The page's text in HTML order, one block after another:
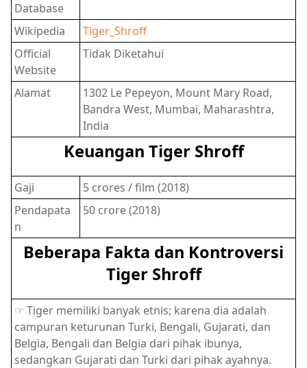
Database
Wikipedia
Tiger_Shroff
Official
Website
Tidak Diketahui
Alamat
1302 Le Pepeyon, Mount Mary Road,
Bandra West, Mumbai, Maharashtra,
India
Keuangan Tiger Shroff
Gaji
5 crores / film (2018)
Pendapata
n
50 crore (2018)
Beberapa Fakta dan Kontroversi
Tiger Shroff
☞ Tiger memiliki banyak etnis; karena dia adalah
campuran keturunan Turki, Bengali, Gujarati, dan
Belgia, Bengali dan Belgia dari pihak ibunya,
sedangkan Gujarati dan Turki dari pihak ayahnya.